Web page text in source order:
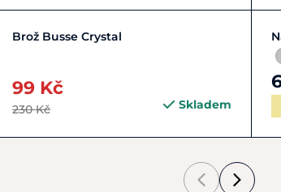
Zobrazit detail
Brož Busse Crystal
99 Kč
230 Kč Skladem